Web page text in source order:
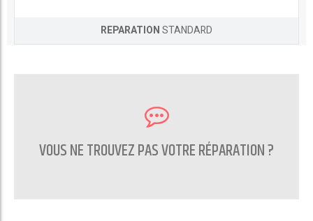
REPARATIONSTANDARD
VOUS NE TROUVEZ PAS VOTRE RÉPARATION ?
CONTACTEZ NOUS